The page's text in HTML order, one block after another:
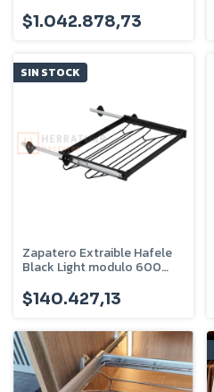
U-720-08-12
$1.042.878,73
SIN STOCK
Zapatero Extraible Hafele
Black Light modulo 600
$140.427,13